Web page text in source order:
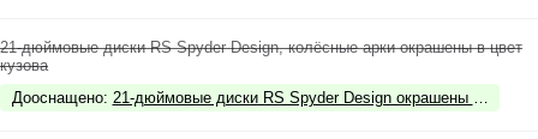
21-дюймовые диски RS Spyder Design, колёсные арки окрашены в цвет
кузова
Дооснащено: 21-дюймовые диски RS Spyder Design окрашены в